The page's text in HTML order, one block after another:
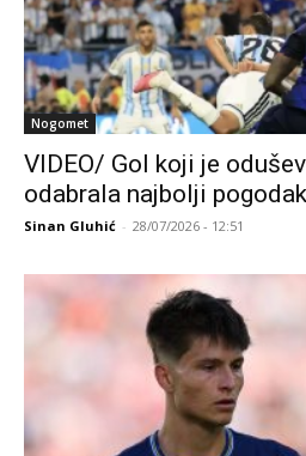
Nogomet
VIDEO/ Gol koji je
odabrala najbolji
Sinan Gluhić - 28/07/2026 - 12:51